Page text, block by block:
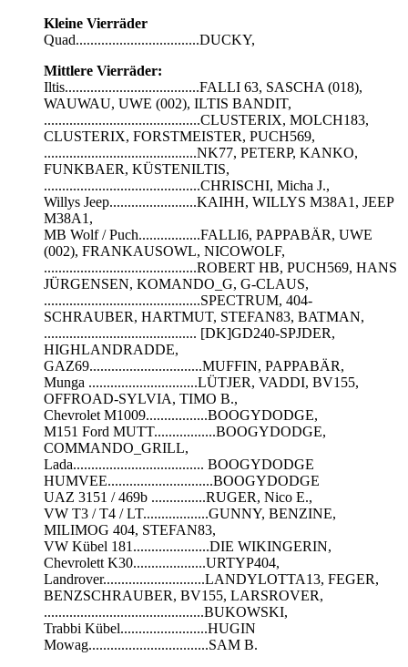
Kleine Vierräder
Quad..................................DUCKY,
Mittlere Vierräder:
Iltis.....................................FALLI 63, SASCHA (018),
WAUWAU, UWE (002), ILTIS BANDIT,
...........................................CLUSTERIX, MOLCH183,
CLUSTERIX, FORSTMEISTER, PUCH569,
..........................................NK77, PETERP, KANKO,
FUNKBAER, KÜSTENILTIS,
...........................................CHRISCHI, Micha J.,
Willys Jeep........................KAIHH, WILLYS M38A1, JEEP
M38A1,
MB Wolf / Puch.................FALLI6, PAPPABÄR, UWE
(002), FRANKAUSOWL, NICOWOLF,
..........................................ROBERT HB, PUCH569, HANS
JÜRGENSEN, KOMANDO_G, G-CLAUS,
...........................................SPECTRUM, 404-
SCHRAUBER, HARTMUT, STEFAN83, BATMAN,
.......................................... [DK]GD240-SPJDER,
HIGHLANDRADDE,
GAZ69...............................MUFFIN, PAPPABÄR,
Munga ..............................LÜTJER, VADDI, BV155,
OFFROAD-SYLVIA, TIMO B.,
Chevrolet M1009.................BOOGYDODGE,
M151 Ford MUTT.................BOOGYDODGE,
COMMANDO_GRILL,
Lada.................................... BOOGYDODGE
HUMVEE.............................BOOGYDODGE
UAZ 3151 / 469b ...............RUGER, Nico E.,
VW T3 / T4 / LT..................GUNNY, BENZINE,
MILIMOG 404, STEFAN83,
VW Kübel 181.....................DIE WIKINGERIN,
Chevrolett K30....................URTYP404,
Landrover............................LANDYLOTTA13, FEGER,
BENZSCHRAUBER, BV155, LARSROVER,
............................................BUKOWSKI,
Trabbi Kübel........................HUGIN
Mowag.................................SAM B.